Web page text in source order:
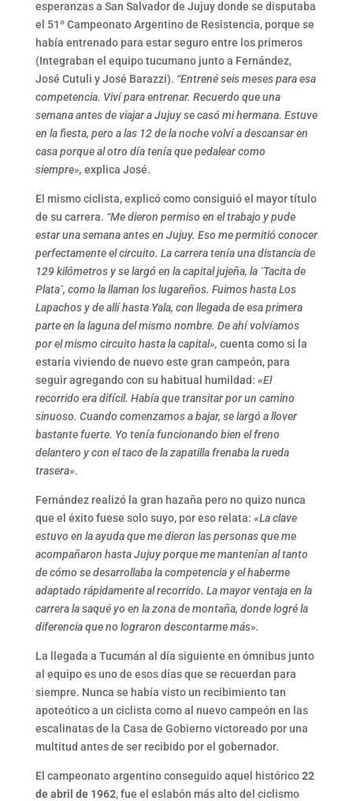
esperanzas a San Salvador de Jujuy donde se disputaba
el 51º Campeonato Argentino de Resistencia, porque se
había entrenado para estar seguro entre los primeros
(Integraban el equipo tucumano junto a Fernández,
José Cutuli y José Barazzi). “Entrené seis meses para esa
competencia. Viví para entrenar. Recuerdo que una
semana antes de viajar a Jujuy se casó mi hermana. Estuve
en la fiesta, pero a las 12 de la noche volví a descansar en
casa porque al otro día tenía que pedalear como
siempre», explica José.
El mismo ciclista, explicó como consiguió el mayor título
de su carrera. “Me dieron permiso en el trabajo y pude
estar una semana antes en Jujuy. Eso me permitió conocer
perfectamente el circuito. La carrera tenía una distancia de
129 kilómetros y se largó en la capital jujeña, la ´Tacita de
Plata´, como la llaman los lugareños. Fuimos hasta Los
Lapachos y de allí hasta Yala, con llegada de esa primera
parte en la laguna del mismo nombre. De ahí volvíamos
por el mismo circuito hasta la capital», cuenta como si la
estaría viviendo de nuevo este gran campeón, para
seguir agregando con su habitual humildad: «El
recorrido era difícil. Había que transitar por un camino
sinuoso. Cuando comenzamos a bajar, se largó a llover
bastante fuerte. Yo tenía funcionando bien el freno
delantero y con el taco de la zapatilla frenaba la rueda
trasera».
Fernández realizó la gran hazaña pero no quizo nunca
que el éxito fuese solo suyo, por eso relata: «La clave
estuvo en la ayuda que me dieron las personas que me
acompañaron hasta Jujuy porque me mantenían al tanto
de cómo se desarrollaba la competencia y el haberme
adaptado rápidamente al recorrido. La mayor ventaja en la
carrera la saqué yo en la zona de montaña, donde logré la
diferencia que no lograron descontarme más».
La llegada a Tucumán al día siguiente en ómnibus junto
al equipo es uno de esos días que se recuerdan para
siempre. Nunca se había visto un recibimiento tan
apoteótico a un ciclista como al nuevo campeón en las
escalinatas de la Casa de Gobierno victoreado por una
multitud antes de ser recibido por el gobernador.
El campeonato argentino conseguido aquel histórico22
de abril de 1962, fue el eslabón más alto del ciclismo